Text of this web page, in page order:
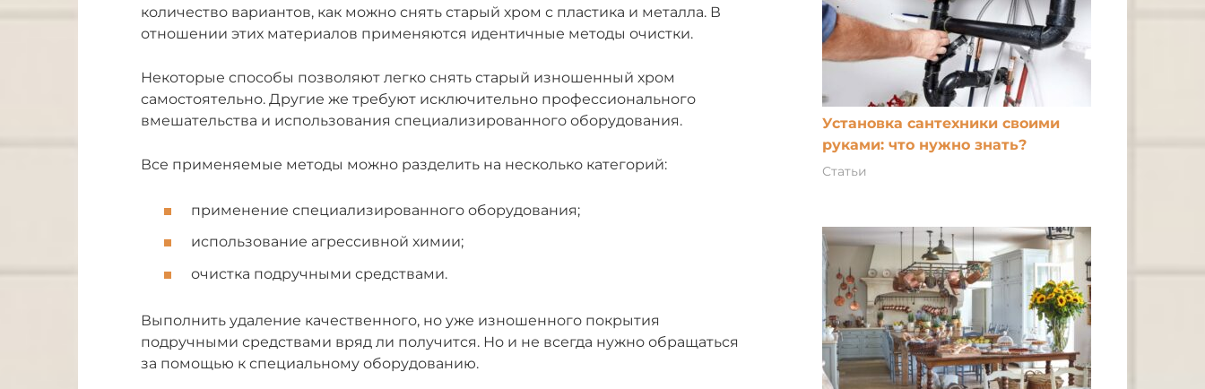
количество вариантов, как можно снять старый хром с пластика и металла. В
отношении этих материалов применяются идентичные методы очистки.
Некоторые способы позволяют легко снять старый изношенный хром
самостоятельно. Другие же требуют исключительно профессионального
вмешательства и использования специализированного оборудования.
Все применяемые методы можно разделить на несколько категорий:
применение специализированного оборудования;
использование агрессивной химии;
очистка подручными средствами.
Выполнить удаление качественного, но уже изношенного покрытия
подручными средствами вряд ли получится. Но и не всегда нужно обращаться
за помощью к специальному оборудованию.
Установка сантехники своими
руками: что нужно знать?
Статьи